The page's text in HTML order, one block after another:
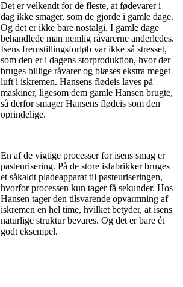
Det er velkendt for de fleste, at fødevarer i
dag ikke smager, som de gjorde i gamle dage.
Og det er ikke bare nostalgi. I gamle dage
behandlede man nemlig råvarerne anderledes.
Isens fremstillingsforløb var ikke så stresset,
som den er i dagens storproduktion, hvor der
bruges billige råvarer og blæses ekstra meget
luft i iskremen. Hansens flødeis laves på
maskiner, ligesom dem gamle Hansen brugte,
så derfor smager Hansens flødeis som den
oprindelige.
En af de vigtige processer for isens smag er
pasteurisering. På de store isfabrikker bruges
et såkaldt pladeapparat til pasteuriseringen,
hvorfor processen kun tager få sekunder. Hos
Hansen tager den tilsvarende opvarmning af
iskremen en hel time, hvilket betyder, at isens
naturlige struktur bevares. Og det er bare ét
godt eksempel.